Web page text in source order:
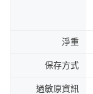
淨重
保存方式
過敏原資訊